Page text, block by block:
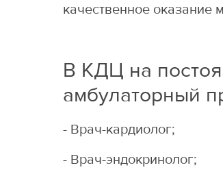
качественное оказание
В КДЦ на
амбулаторный
- Врач-кардиолог;
- Врач-эндокринолог;